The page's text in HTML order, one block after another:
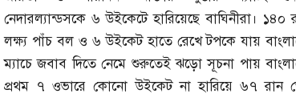
নেদারল্যান্ডসকে ৬ উইকেটে হারিয়েছে বাঘিনীরা। ১৪০
লক্ষ্য পাঁচ বল ও ৬ উইকেট হাতে রেখে টপকে যায়
ম্যাচে জবাব দিতে নেমে শুরুতেই ঝড়ো সূচনা পায়
প্রথম ৭ ওভারে কোনো উইকেট না হারিয়ে ৬৭ রান